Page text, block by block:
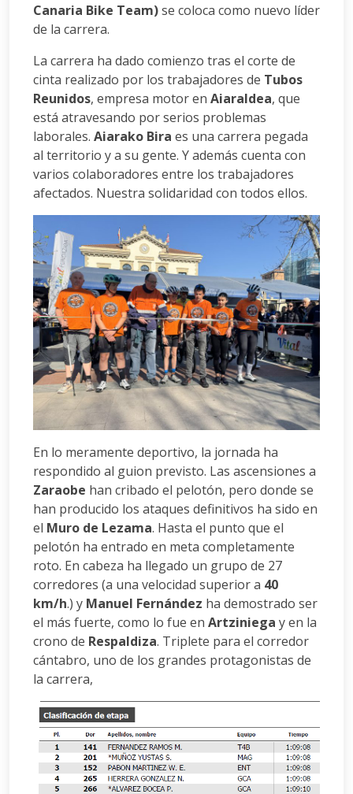
Canaria Bike Team)se coloca como nuevo líder
de la carrera.
La carrera ha dado comienzo tras el corte de
cinta realizado por los trabajadores de Tubos
Reunidos, empresa motor en Aiaraldea, que
está atravesando por serios problemas
laborales. Aiarako Bira es una carrera pegada
al territorio y a su gente. Y además cuenta con
varios colaboradores entre los trabajadores
afectados. Nuestra solidaridad con todos ellos.
En lo meramente deportivo, la jornada ha
respondido al guion previsto. Las ascensiones a
Zaraobe han cribado el pelotón, pero donde se
han producido los ataques definitivos ha sido en
el Muro de Lezama. Hasta el punto que el
pelotón ha entrado en meta completamente
roto. En cabeza ha llegado un grupo de 27
corredores (a una velocidad superior a 40
km/h.) y Manuel Fernández ha demostrado ser
el más fuerte, como lo fue en Artziniega y en la
crono de Respaldiza. Triplete para el corredor
cántabro, uno de los grandes protagonistas de
la carrera,